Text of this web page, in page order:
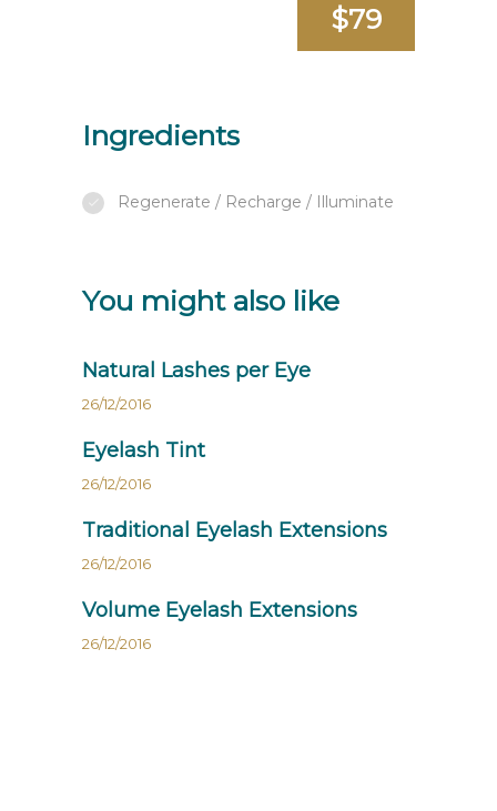
$79
Ingredients
Regenerate / Recharge / Illuminate
You might also like
Natural Lashes per Eye
26/12/2016
Eyelash Tint
26/12/2016
Traditional Eyelash Extensions
26/12/2016
Volume Eyelash Extensions
26/12/2016